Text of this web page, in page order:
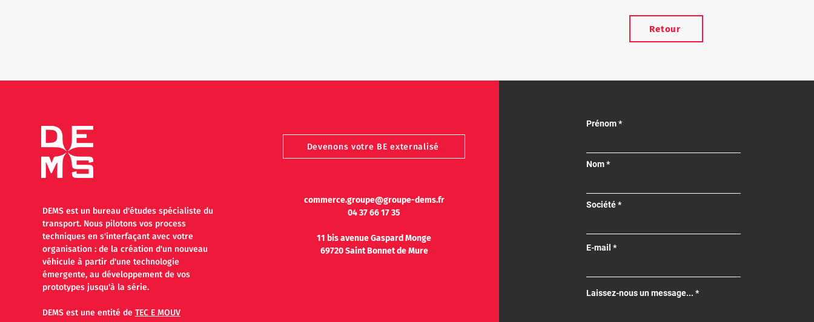
Retour
DEMS est un bureau d'études spécialiste du
transport. Nous pilotons vos process
techniques en s'interfaçant avec votre
organisation :de la création d'un nouveau
véhicule à partir d'une technologie
émergente, au développement de vos
prototypes jusqu'à la série.
DEMS est une entité de TEC E MOUV
Devenons votre BE externalisé
commerce.groupe@groupe-dems.fr
04 37 66 17 35
11 bis avenue Gaspard Monge
69720 Saint Bonnet de Mure
Prénom
Nom
Société
E-mail
Laissez-nous un message...